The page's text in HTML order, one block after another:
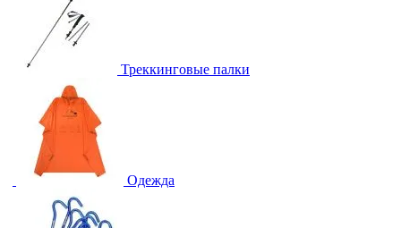
Треккинговые палки
Одежда